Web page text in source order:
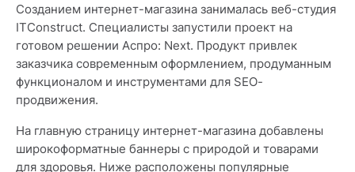
Созданием интернет-магазина занималась веб-студия
ITConstruct. Специалисты запустили проект на
готовом решении Аспро: Next. Продукт привлек
заказчика современным оформлением, продуманным
функционалом и инструментами для SEO-
продвижения.
На главную страницу интернет-магазина добавлены
широкоформатные баннеры с природой и товарами
для здоровья. Ниже расположены популярные